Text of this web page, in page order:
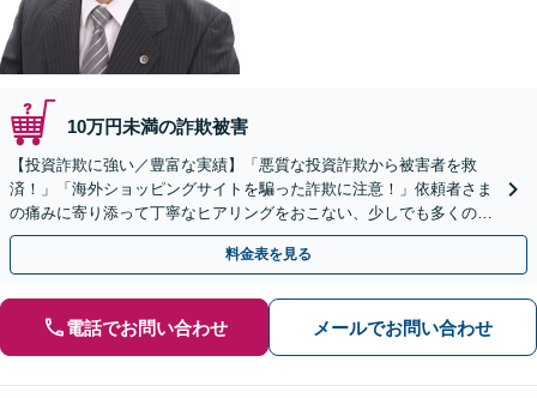
10万円未満の詐欺被害
【投資詐欺に強い／豊富な実績】「悪質な投資詐欺から被害者を救
済！」「海外ショッピングサイトを騙った詐欺に注意！」依頼者さま
の痛みに寄り添って丁寧なヒアリングをおこない、少しでも多くの返
金が得られるよう尽力します！
料金表を見る
電話でお問い合わせ メールでお問い合わせ